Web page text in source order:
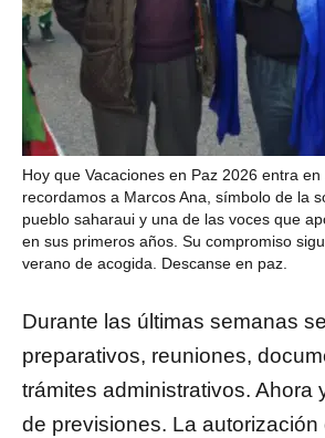
Hoy que Vacaciones en Paz 2026 entra
recordamos a Marcos Ana, símbolo de la
pueblo saharaui y una de las voces que
en sus primeros años. Su compromiso
verano de acogida. Descanse en paz.
Durante las últimas semanas
preparativos, reuniones,
trámites administrativos. Ahora
de previsiones. La autorización